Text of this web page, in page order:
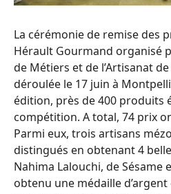
La cérémonie de remise des
Hérault Gourmand organisé
de Métiers et de l’Artisanat de
déroulée le 17 juin à
édition, près de 400 produits
compétition. A total, 74 prix
Parmi eux, trois artisans
distingués en obtenant 4
Nahima Lalouchi, de Sésame
obtenu une médaille d’argent